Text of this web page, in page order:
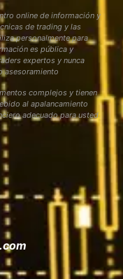
online de información y
de trading y las
personalmente para
es pública y
expertos y nunca
asesoramiento
complejos y tienen
al apalancamiento
adecuado para usted